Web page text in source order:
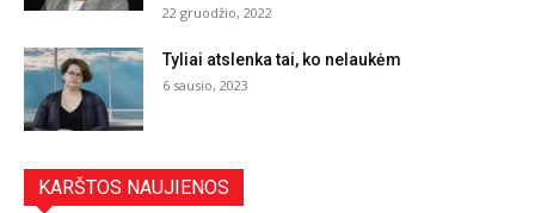
22 gruodžio, 2022
Tyliai atslenka tai, ko nelaukėm
6 sausio, 2023
KARŠTOS NAUJIENOS